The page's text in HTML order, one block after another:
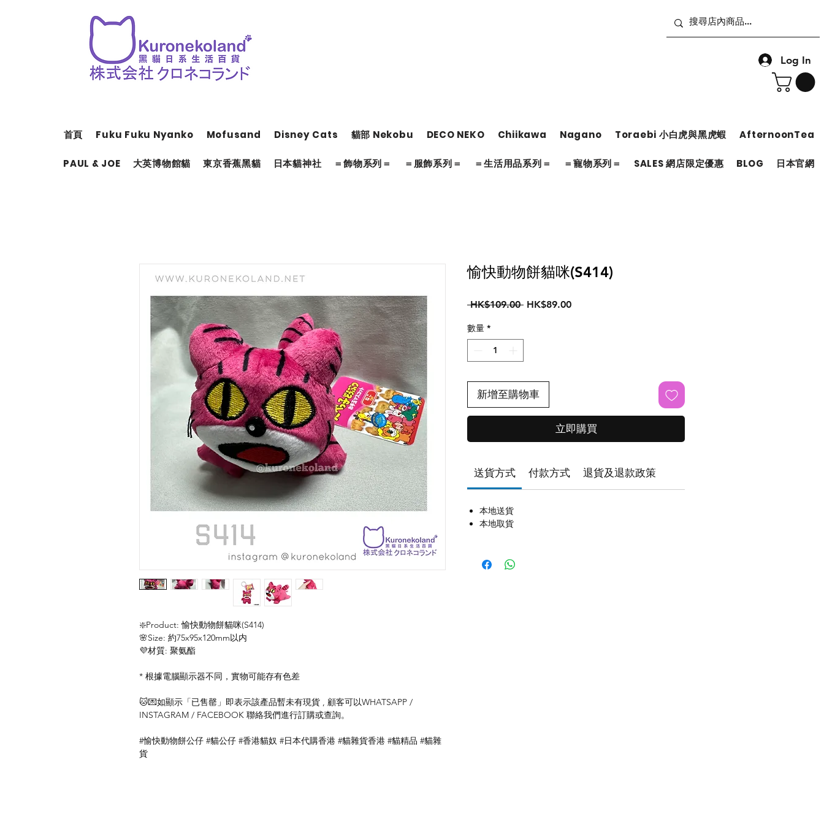
Log In
首頁 Fuku Fuku Nyanko Mofusand Disney Cats 貓部 Nekobu DECO NEKO Chiikawa Nagano Toraebi 小白虎與黑虎蝦 AfternoonTea
PAUL & JOE 大英博物館貓 東京香蕉黑貓 日本貓神社 ＝飾物系列＝ ＝服飾系列＝ ＝生活用品系列＝ ＝寵物系列＝ SALES 網店限定優惠 BLOG 日本官網
❇️Product: 愉快動物餅貓咪(S414)
🌸Size: 約75x95x120mm以内
💜材質: 聚氨酯
* 根據電腦顯示器不同，實物可能存有色差
🐱💌如顯示「已售罄」即表示該產品暫未有現貨 , 顧客可以WHATSAPP /
INSTAGRAM / FACEBOOK 聯絡我們進行訂購或查詢。
#愉快動物餅公仔 #貓公仔 #香港貓奴 #日本代購香港 #貓雜貨香港 #貓精品 #貓雜
貨
愉快動物餅貓咪(S414)
HK$109.00 一
格
HK$89.00促
數量 *
新增至購物車
立即購買
送貨方式 付款方式 退貨及退款政策
本地送貨
本地取貨